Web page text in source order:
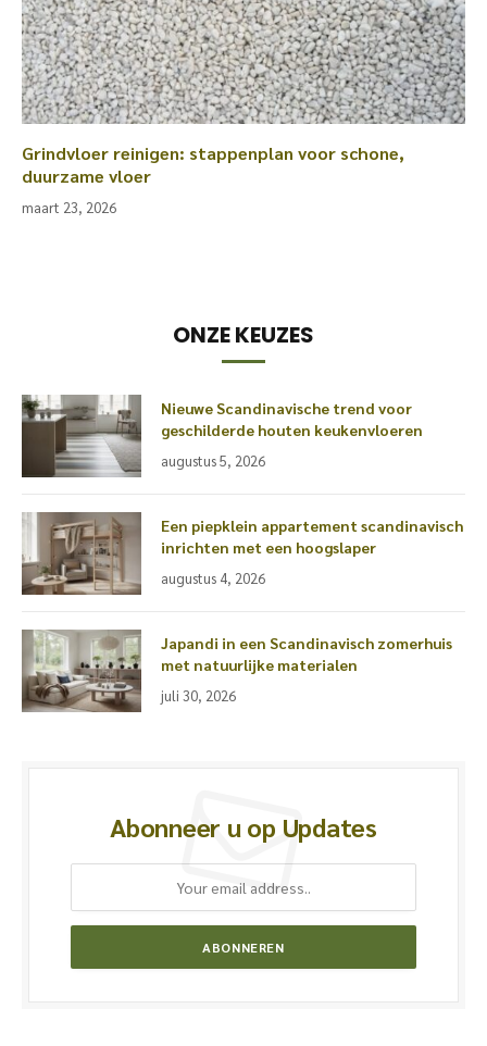
Grindvloer reinigen: stappenplan voor schone,
duurzame vloer
maart 23, 2026
ONZE KEUZES
Nieuwe Scandinavische trend voor
geschilderde houten keukenvloeren
augustus 5, 2026
Een piepklein appartement scandinavisch
inrichten met een hoogslaper
augustus 4, 2026
Japandi in een Scandinavisch zomerhuis
met natuurlijke materialen
juli 30, 2026
Abonneer u op Updates